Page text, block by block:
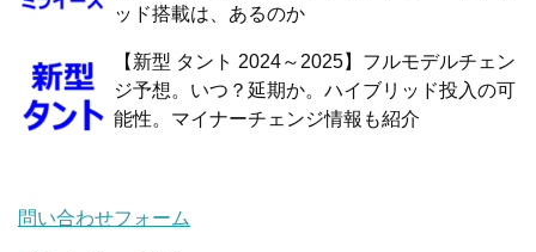
ッド搭載は、あるのか
【新型 タント 2024～2025】フルモデルチェン
ジ予想。いつ？延期か。ハイブリッド投入の可
能性。マイナーチェンジ情報も紹介
問い合わせフォーム